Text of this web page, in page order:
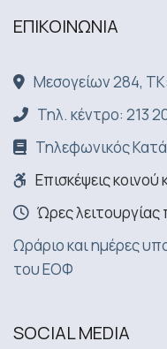
ΕΠΙΚΟΙΝΩΝΙA
Μεσογείων 284,
Τηλ. κέντρο: 213
Τηλεφωνικός
Επισκέψεις
Ώρες
Ωράριο και ημέρες
του ΕΟΦ
SOCIAL MEDIA